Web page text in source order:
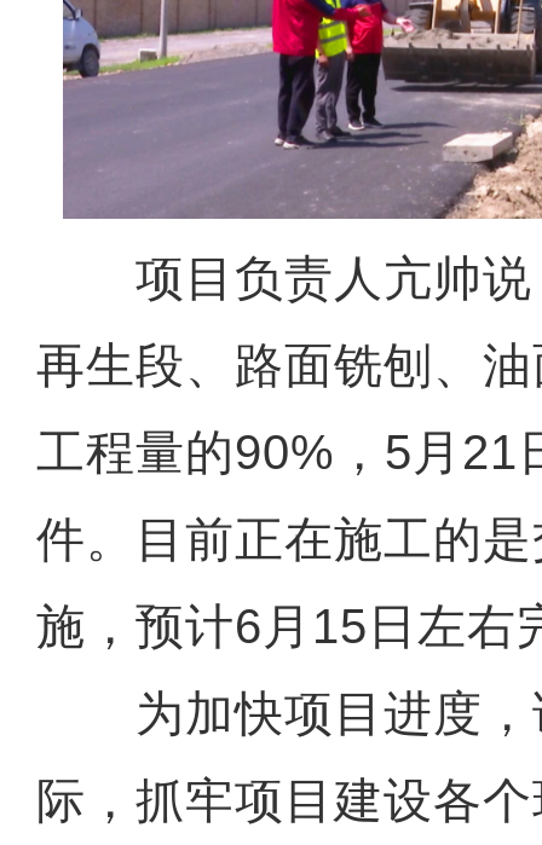
项目负责人亢帅说
再生段、路面铣刨、
工程量的90%，5月21
件。目前正在施工的
施，预计6月15日左右
为加快项目进度，
际，抓牢项目建设各